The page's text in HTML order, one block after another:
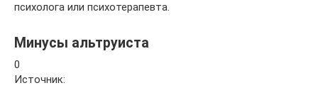
психолога или психотерапевта.
Минусы альтруиста
0
Источник: